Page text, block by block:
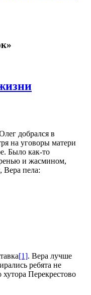
добрался в
на уговоры матери
Было как-то
и жасмином,
Вера пела:
[1]. Вера лучше
ребята не
Перекрестово